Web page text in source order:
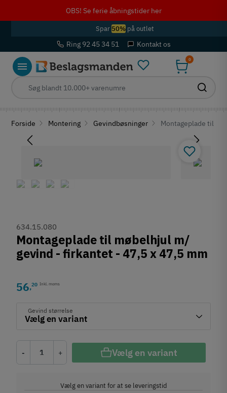
OBS! Se ferie åbningstider her
Spar 50%på outlet
Ring 92 45 34 51 Kontakt os
0
Forside Montering Gevindbøsninger Montageplade til
634.15.080
Montageplade til møbelhjul m/
gevind - firkantet - 47,5 x 47,5 mm
56,20 Inkl. moms
Gevind størrelse
- + Vælg en variant
Vælg en variant for at se leveringstid